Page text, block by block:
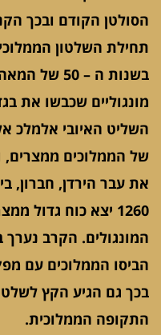
הסולטן הקודם ובכך
תחילת השלטון הממלוכי
מונגוליים שכבשו את
השליט האיובי אלמלכ
של הממלוכים ממצרים,
את עבר הירדן, חברון,
1260 יצא כוח גדול
המונגולים. הקרב נערך
הביסו הממלוכים עם
בכך גם הגיע הקץ
התקופה הממלוכית.